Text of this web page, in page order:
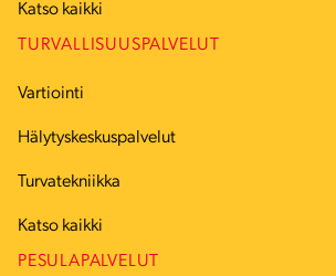
Katso kaikki
TURVALLISUUSPALVELUT
Vartiointi
Hälytyskeskuspalvelut
Turvatekniikka
Katso kaikki
PESULAPALVELUT